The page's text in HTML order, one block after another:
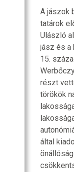
A jászok
tatárok
Ulászló
jász és a
15.
részt
törökök
által